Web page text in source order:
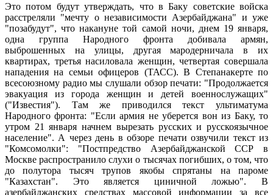
Это потом будут утверждать, что в Баку советские войска
расстреляли "мечту о независимости Азербайджана" и уже
"позабудут", что накануне той самой ночи, днем 19 января,
одна группа Народного фронта добивала армян,
выброшенных на улицы, другая мародерничала в их
квартирах, третья насиловала женщин, четвертая совершала
нападения на семьи офицеров (ТАСС). В Степанакерте по
всесоюзному радио мы слушали обзор печати: "Продолжается
эвакуация из города женщин и детей военнослужащих"
("Известия"). Там же приводился текст ультиматума
Народного фронта: "Если армия не уберется вон из Баку, то
утром 21 января начнем вырезать русских и русскоязычное
население". А через день в обзоре печати озвучили текст из
"Комсомолки": "Постпредство Азербайджанской ССР в
Москве распространило слухи о тысячах погибших, о том, что
до полутора тысяч трупов якобы спрятаны на пароме
"Казахстан". Это является циничной ложью". В
азербайджанских средствах массовой информации за все